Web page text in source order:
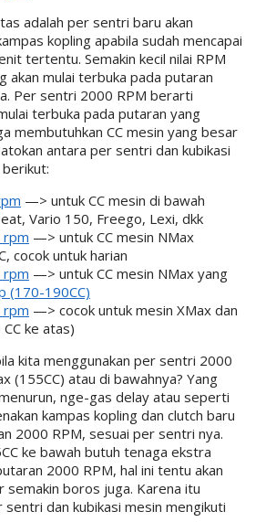
adalah per sentri baru akan
kopling apabila sudah mencapai
tertentu. Semakin kecil nilai RPM
akan mulai terbuka pada putaran
Per sentri 2000 RPM berarti
terbuka pada putaran yang
membutuhkan CC mesin yang besar
antara per sentri dan kubikasi
—> untuk CC mesin di bawah
Vario 150, Freego, Lexi, dkk
—> untuk CC mesin NMax
cocok untuk harian
—> untuk CC mesin NMax yang
(170-190CC)
—> cocok untuk mesin XMax dan
ke atas)
kita menggunakan per sentri 2000
(155CC) atau di bawahnya? Yang
nge-gas delay atau seperti
kampas kopling dan clutch baru
2000 RPM, sesuai per sentri nya.
ke bawah butuh tenaga ekstra
2000 RPM, hal ini tentu akan
semakin boros juga. Karena itu
sentri dan kubikasi mesin mengikuti